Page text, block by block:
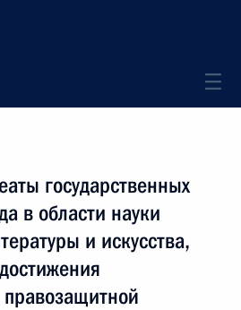
государственных
в области науки
и искусства,